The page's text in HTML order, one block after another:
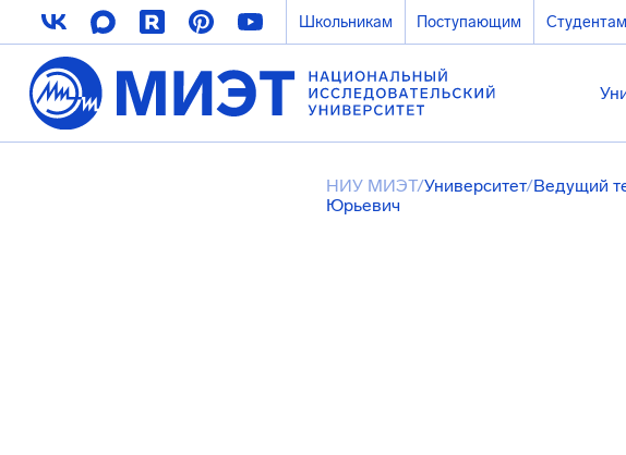
Школьникам Поступающим Студентам
НИУ МИЭТ/Университет/Ведущий
Юрьевич